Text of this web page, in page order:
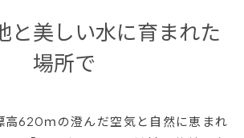
と美しい水に育まれた
場所で
高620ｍの澄んだ空気と自然に恵まれ